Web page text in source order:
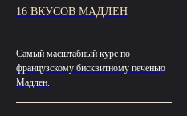
16 ВКУСОВ МАДЛЕН
Самый масштабный курс по
французскому бисквитному печенью
Мадлен.